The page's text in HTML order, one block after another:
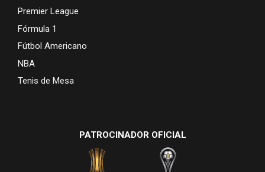
Premier League
Fórmula 1
Fútbol Americano
NBA
Tenis de Mesa
PATROCINADOR OFICIAL